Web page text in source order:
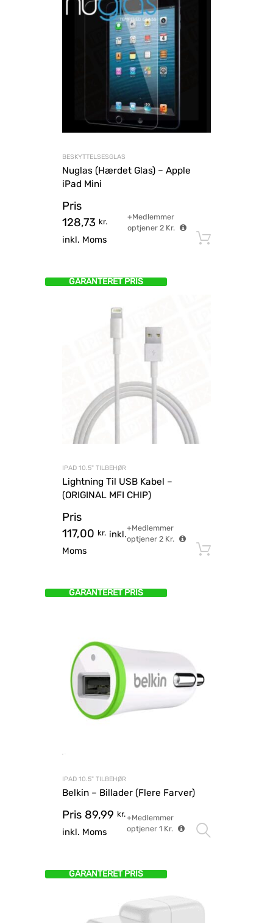
BESKYTTELSESGLAS
Nuglas (Hærdet Glas) – Apple
iPad Mini
Pris
128,73 kr.
inkl. Moms
+Medlemmer
optjener 2Kr.
GARANTERET PRIS
IPAD 10.5" TILBEHØR
Lightning Til USB Kabel –
(ORIGINAL MFI CHIP)
Pris
117,00 kr. inkl.
Moms
+Medlemmer
optjener2 Kr.
GARANTERET PRIS
IPAD 10.5" TILBEHØR
Belkin – Billader (Flere Farver)
Pris 89,99 kr.
inkl. Moms
+Medlemmer
optjener 1Kr.
GARANTERET PRIS